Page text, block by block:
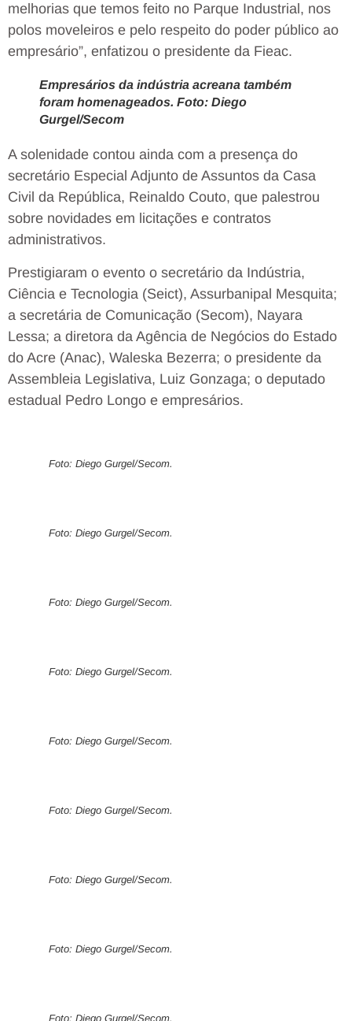
melhorias que temos feito no Parque Industrial, nos
polos moveleiros e pelo respeito do poder público ao
empresário”, enfatizou o presidente da Fieac.
Empresários da indústria acreana também
foram homenageados. Foto: Diego
Gurgel/Secom
A solenidade contou ainda com a presença do
secretário Especial Adjunto de Assuntos da Casa
Civil da República, Reinaldo Couto, que palestrou
sobre novidades em licitações e contratos
administrativos.
Prestigiaram o evento o secretário da Indústria,
Ciência e Tecnologia (Seict), Assurbanipal Mesquita;
a secretária de Comunicação (Secom), Nayara
Lessa; a diretora da Agência de Negócios do Estado
do Acre (Anac), Waleska Bezerra; o presidente da
Assembleia Legislativa, Luiz Gonzaga; o deputado
estadual Pedro Longo e empresários.
Foto: Diego Gurgel/Secom.
Foto: Diego Gurgel/Secom.
Foto: Diego Gurgel/Secom.
Foto: Diego Gurgel/Secom.
Foto: Diego Gurgel/Secom.
Foto: Diego Gurgel/Secom.
Foto: Diego Gurgel/Secom.
Foto: Diego Gurgel/Secom.
Foto: Diego Gurgel/Secom.